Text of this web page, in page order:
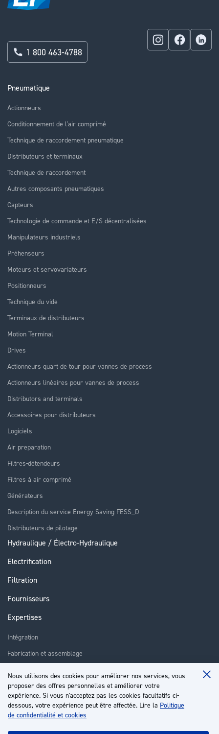
Nous utilisons des cookies pour améliorer nos services, vous
proposer des offres personnelles et améliorer votre
expérience. Si vous n'acceptez pas les cookies facultatifs ci-
dessous, votre expérience peut être affectée. Lire la Politique
de confidentialité et cookies
Pneumatique
Actionneurs
Conditionnement de l'air comprimé
Technique de raccordement pneumatique
Distributeurs et terminaux
Technique de raccordement
Autres composants pneumatiques
Capteurs
Technologie de commande et E/S décentralisées
Manipulateurs industriels
Préhenseurs
Moteurs et servovariateurs
Positionneurs
Technique du vide
Terminaux de distributeurs
Motion Terminal
Drives
Actionneurs quart de tour pour vannes de process
Actionneurs linéaires pour vannes de process
Distributors and terminals
Accessoires pour distributeurs
Logiciels
Air preparation
Filtres-détendeurs
Filtres à air comprimé
Générateurs
Description du service Energy Saving FESS_D
Distributeurs de pilotage
Hydraulique / Électro-Hydraulique
Electrification
Filtration
Fournisseurs
Expertises
Intégration
Fabrication et assemblage
Réparation
Formation
À propos
1 800 463-4788